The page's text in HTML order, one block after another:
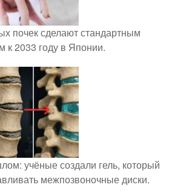
почек сделают стандартным
к 2033 году в Японии.
учёные создали гель, который
межпозвоночные диски.